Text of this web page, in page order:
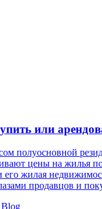
или
полуосновной
цены на жилья по
жилая
продавцов и